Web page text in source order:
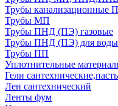
Трубы
Трубы МП
Трубы ПНД (ПЭ) газовые
Трубы ПНД (ПЭ) для воды
Трубы ПП
Уплотнительные
Гели
Лен сантехнический
Ленты фум